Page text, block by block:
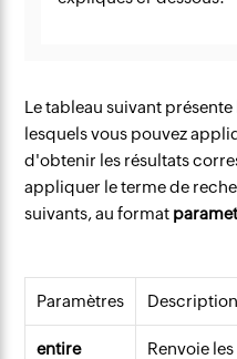
Le tableau suivant
lesquels vous pouvez
d'obtenir les résultats
appliquer le terme de
suivants, au format
Paramètres Description
entire Renvoie